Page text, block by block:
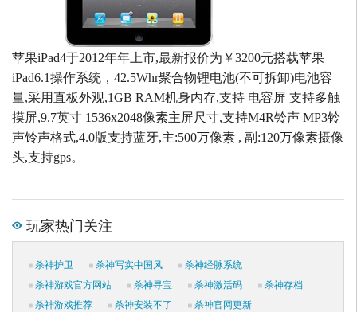
苹果iPad4于2012年年上市,最新报价为￥3200元搭载苹果
iPad6.1操作系统，42.5Whr聚合物锂电池(不可拆卸)电池容
量,采用直板外观,1GB RAM机身内存,支持 电容屏 支持多触
摸屏,9.7英寸 1536x2048像素主屏尺寸,支持M4R铃声 MP3铃
声铃声格式,4.0版支持蓝牙,主:500万像素 , 副:120万像素摄像
头,支持gps。
玩家热门关注
杀神护卫 杀神写实中国风
杀神经脉系统
杀神游戏官方网站
杀神寻宝 杀神激活码
杀神存档
杀神游戏推荐
杀神安装不了
杀神官网更新